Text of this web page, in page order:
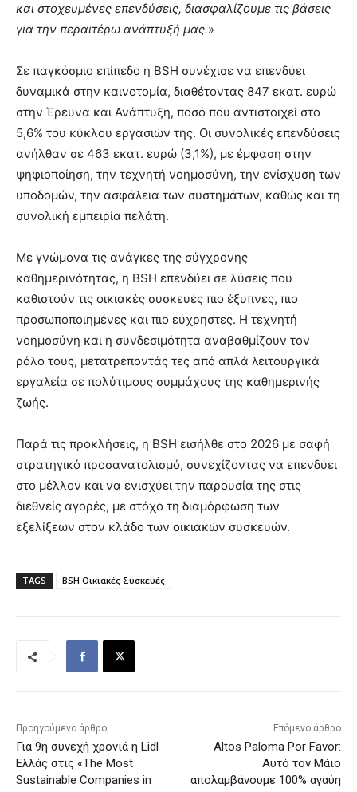
και στοχευμένες επενδύσεις, διασφαλίζουμε τις βάσεις
για την περαιτέρω ανάπτυξή μας.»
Σε παγκόσμιο επίπεδο η BSH συνέχισε να επενδύει
δυναμικά στην καινοτομία, διαθέτοντας 847 εκατ. ευρώ
στην Έρευνα και Ανάπτυξη, ποσό που αντιστοιχεί στο
5,6% του κύκλου εργασιών της. Οι συνολικές επενδύσεις
ανήλθαν σε 463 εκατ. ευρώ (3,1%), με έμφαση στην
ψηφιοποίηση, την τεχνητή νοημοσύνη, την ενίσχυση των
υποδομών, την ασφάλεια των συστημάτων, καθώς και τη
συνολική εμπειρία πελάτη.
Με γνώμονα τις ανάγκες της σύγχρονης
καθημερινότητας, η BSH επενδύει σε λύσεις που
καθιστούν τις οικιακές συσκευές πιο έξυπνες, πιο
προσωποποιημένες και πιο εύχρηστες. Η τεχνητή
νοημοσύνη και η συνδεσιμότητα αναβαθμίζουν τον
ρόλο τους, μετατρέποντάς τες από απλά λειτουργικά
εργαλεία σε πολύτιμους συμμάχους της καθημερινής
ζωής.
Παρά τις προκλήσεις, η BSH εισήλθε στο 2026 με σαφή
στρατηγικό προσανατολισμό, συνεχίζοντας να επενδύει
στο μέλλον και να ενισχύει την παρουσία της στις
διεθνείς αγορές, με στόχο τη διαμόρφωση των
εξελίξεων στον κλάδο των οικιακών συσκευών.
TAGS BSH Οικιακές Συσκευές
Προηγούμενο άρθρο
Για 9η συνεχή χρονιά η Lidl
Ελλάς στις «The Most
Sustainable Companies in
Επόμενο άρθρο
Altos Paloma Por Favor:
Αυτό τον Μάιο
απολαμβάνουμε 100% αγαύη